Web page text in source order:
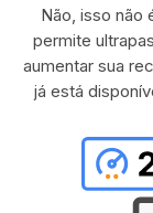
Não, isso não
permite
aumentar sua
já está